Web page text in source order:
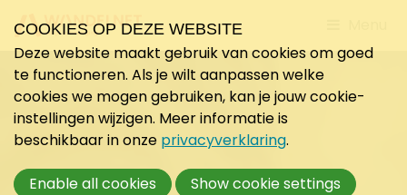
to
COOKIES OP DEZE WEBSITE
Deze website maakt gebruik van cookies om goed
te functioneren. Als je wilt aanpassen welke
cookies we mogen gebruiken, kan je jouw cookie-
instellingen wijzigen. Meer informatie is
beschikbaar in onze privacyverklaring.
Enable all cookies
Show cookie settings